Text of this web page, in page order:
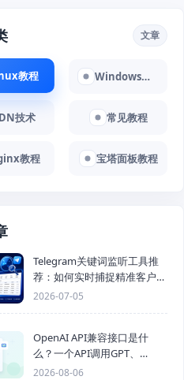
文章
教程 Windows教程
技术 常见教程
教程 宝塔面板教程
Telegram关键词监听工具推
荐：如何实时捕捉精准客户，
提高获客效率？
2026-07-05
OpenAI API兼容接口是什
么？一个API调用GPT、
Claude、Gemini、DeepSeek
2026-08-06